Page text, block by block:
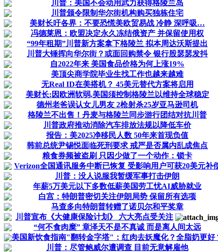
川普：美国不会动用武力获得格陵兰岛
川普颁令限制华尔街机构购买独栋住宅
美财长吁各界：不要恐慌美欧贸易战 冷静 深呼吸…
冯德莱恩：欧盟决定永久冻结俄资产 并保留使用权
“99年租期”川普新方案拿下格陵兰 拟本周达沃斯提出
川普大锤挥向华尔街？或面回购禁令 银行股瑟瑟发抖
自2022年来 美国食品价格为何上涨19%
美顶尖商学院毕业生找工作也越来越难
无Real ID在美搭机？ 45美元替代方案将启用
美财长:因欧洲软弱,美国须控制格陵兰以维持全球稳定
德州老爸误认女儿男友 2枪射杀25岁亚马逊司机
格陵兰不出售！丹麦与格陵兰同步游行团结对抗川普
川普政府推动消除汽车排放法规以降低车价
报告：美2025净移民人数 50年来首现负值
韩前总统尹锡悦面临死刑要求 戒严是否属内乱成焦点
粮食券频被盗刷 只因少做了一个动作：锁卡
Verizon全国通讯服务中断已恢复 受影响用户可获20美元补
川普：没人说服我暂缓军事打击伊朗
年薪5万美元以下多数低薪美国劳工忧AI威胁就业
白宫：特朗普密切关注伊朗局势 保留所有选项
马查多向特朗普转赠了诺贝尔和平奖章
川普宣布《大健康保险计划》 六大亮点受关注
“何不食肉糜” 章泽天不是不真诚 而是离人间太远
美国新饮食指南"翻转金字塔"：红肉去妖魔化？全脂奶更好
川普：尽管鲍威尔遭调查 目前无意解雇他